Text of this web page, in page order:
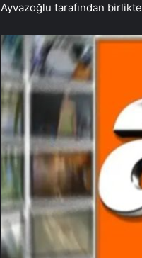
Ayvazoğlu tarafından birlikte